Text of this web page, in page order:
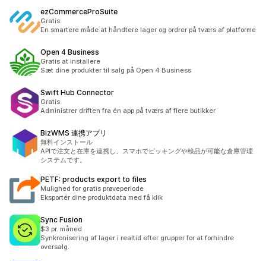
ezCommerceProSuite
Gratis
En smartere måde at håndtere lager og ordrer på tværs af platforme
Open 4 Business
Gratis at installere
Sæt dine produkter til salg på Open 4 Business
Swift Hub Connector
Gratis
Administrer driften fra én app på tværs af flere butikker
BizWMS 連携アプリ
無料インストール
APIで注文と在庫を連携し、スマホでピッキングや検品が可能な倉庫管理
システムです。
PETF: products export to files
Mulighed for gratis prøveperiode
Eksportér dine produktdata med få klik
Sync Fusion
$3 pr. måned
Synkronisering af lager i realtid efter grupper for at forhindre
oversalg.